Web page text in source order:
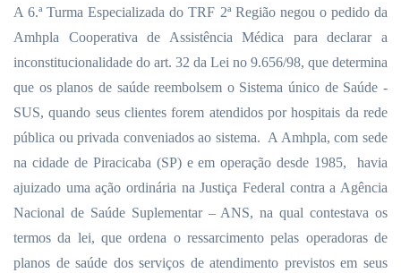
A 6.ª Turma Especializada do TRF 2ª Região negou o pedido da
Amhpla Cooperativa de Assistência Médica para declarar a
inconstitucionalidade do art. 32 da Lei no 9.656/98, que determina
que os planos de saúde reembolsem o Sistema único de Saúde -
SUS, quando seus clientes forem atendidos por hospitais da rede
pública ou privada conveniados ao sistema. A Amhpla, com sede
na cidade de Piracicaba (SP) e em operação desde 1985, havia
ajuizado uma ação ordinária na Justiça Federal contra a Agência
Nacional de Saúde Suplementar – ANS, na qual contestava os
termos da lei, que ordena o ressarcimento pelas operadoras de
planos de saúde dos serviços de atendimento previstos em seus